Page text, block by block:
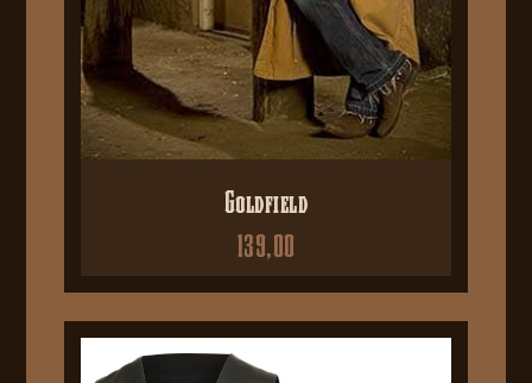
Goldfield
139,00